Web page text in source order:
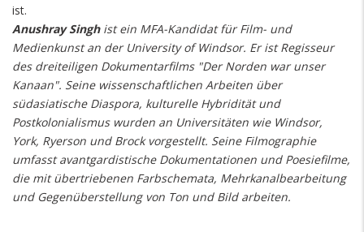
ist.
Anushray Singhist ein MFA-Kandidat für Film- und
Medienkunst an der University of Windsor. Er ist Regisseur
des dreiteiligen Dokumentarfilms "Der Norden war unser
Kanaan". Seine wissenschaftlichen Arbeiten über
südasiatische Diaspora, kulturelle Hybridität und
Postkolonialismus wurden an Universitäten wie Windsor,
York, Ryerson und Brock vorgestellt. Seine Filmographie
umfasst avantgardistische Dokumentationen und Poesiefilme,
die mit übertriebenen Farbschemata, Mehrkanalbearbeitung
und Gegenüberstellung von Ton und Bild arbeiten.